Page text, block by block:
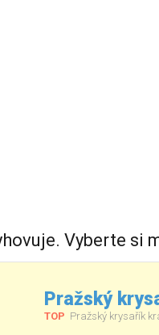
Vyberte si
Pražský
TOP Pražský krysařík